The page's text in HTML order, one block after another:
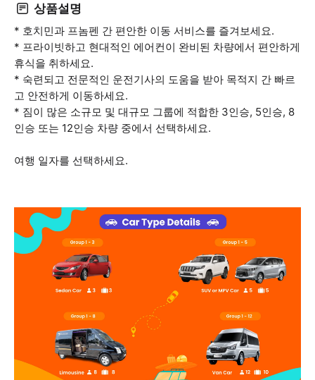
상품설명
* 호치민과 프놈펜 간 편안한 이동 서비스를 즐겨보세요.
* 프라이빗하고 현대적인 에어컨이 완비된 차량에서 편안하게
휴식을 취하세요.
* 숙련되고 전문적인 운전기사의 도움을 받아 목적지 간 빠르
고 안전하게 이동하세요.
* 짐이 많은 소규모 및 대규모 그룹에 적합한 3인승, 5인승, 8
인승 또는 12인승 차량 중에서 선택하세요.
여행 일자를 선택하세요.